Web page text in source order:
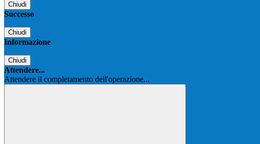
Chiudi
Successo
Chiudi
Informazione
Chiudi
Attendere...
Attendere il completamento dell'operazione...